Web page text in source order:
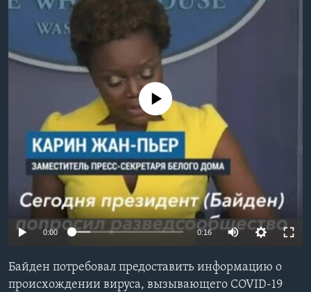
Learning English
СОЦИАЛЬНЫЕ СЕТИ
Языки
No media source currently available
0:00 0:16
Байден потребовал предоставить информацию о
происхождении вируса, вызывающего COVID-19